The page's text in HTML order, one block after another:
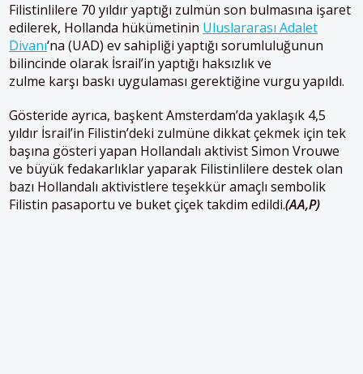
Filistinlilere 70 yıldır yaptığı zulmün son bulmasına işaret
edilerek, Hollanda hükümetinin Uluslararası Adalet
Divanı‘na (UAD) ev sahipliği yaptığı sorumluluğunun
bilincinde olarak İsrail’in yaptığı haksızlık ve
zulme karşı baskı uygulaması gerektiğine vurgu yapıldı.
Gösteride ayrıca, başkent Amsterdam’da yaklaşık 4,5
yıldır İsrail’in Filistin’deki zulmüne dikkat çekmek için tek
başına gösteri yapan Hollandalı aktivist Simon Vrouwe
ve büyük fedakarlıklar yaparak Filistinlilere destek olan
bazı Hollandalı aktivistlere teşekkür amaçlı sembolik
Filistin pasaportu ve buket çiçek takdim edildi.(AA,P)